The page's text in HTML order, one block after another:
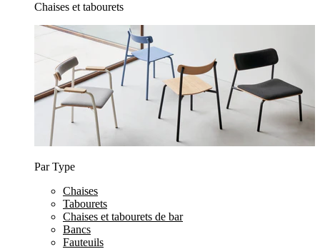
Chaises et tabourets
Par Type
Chaises
Tabourets
Chaises et tabourets de bar
Bancs
Fauteuils